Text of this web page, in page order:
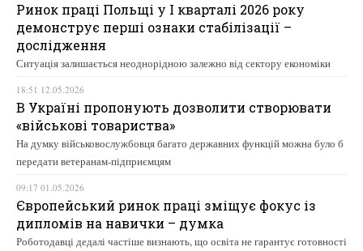
Ринок праці Польщі у І кварталі 2026 року
демонструє перші ознаки стабілізації –
дослідження
Ситуація залишається неоднорідною залежно від сектору економіки
18:51 12.05.2026
В Україні пропонують дозволити створювати
«військові товариства»
На думку військовослужбовця багато державних функцій можна було б
передати ветеранам-підприємцям
09:17 01.05.2026
Європейський ринок праці зміщує фокус із
дипломів на навички – думка
Роботодавці дедалі частіше визнають, що освіта не гарантує готовності